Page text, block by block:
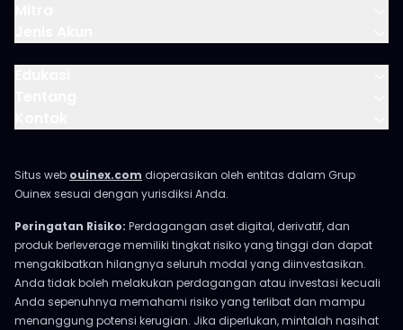
Situs web ouinex.com dioperasikan oleh entitas dalam Grup
Ouinex sesuai dengan yurisdiksi Anda.
Peringatan Risiko: Perdagangan aset digital, derivatif, dan
produk berleverage memiliki tingkat risiko yang tinggi dan dapat
mengakibatkan hilangnya seluruh modal yang diinvestasikan.
Anda tidak boleh melakukan perdagangan atau investasi kecuali
Anda sepenuhnya memahami risiko yang terlibat dan mampu
menanggung potensi kerugian. Jika diperlukan, mintalah nasihat